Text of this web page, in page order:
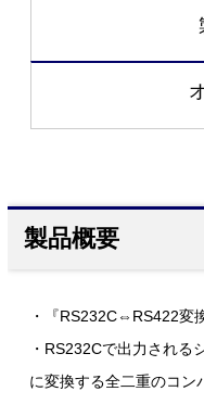
製品概要
・『RS232C⇔RS422変
・RS232Cで出力される
に変換する全二重のコン